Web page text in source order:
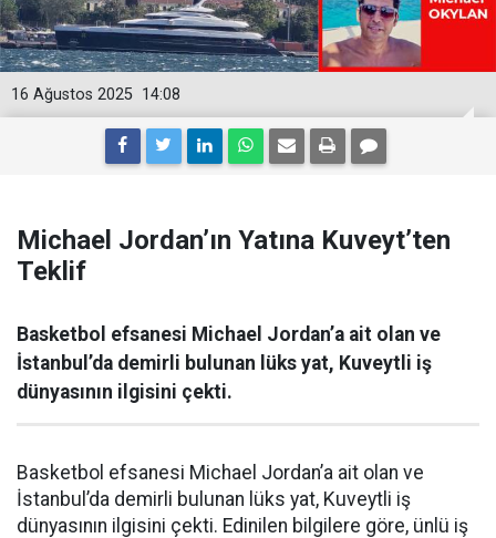
14:08
16 Ağustos 2025
Michael Jordan’ın Yatına Kuveyt’ten
Teklif
Basketbol efsanesi Michael Jordan’a ait olan ve
İstanbul’da demirli bulunan lüks yat, Kuveytli iş
dünyasının ilgisini çekti.
Basketbol efsanesi Michael Jordan’a ait olan ve
İstanbul’da demirli bulunan lüks yat, Kuveytli iş
dünyasının ilgisini çekti. Edinilen bilgilere göre, ünlü iş